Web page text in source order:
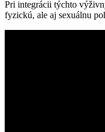
Pri integrácii týchto
fyzickú, ale aj sexuálnu